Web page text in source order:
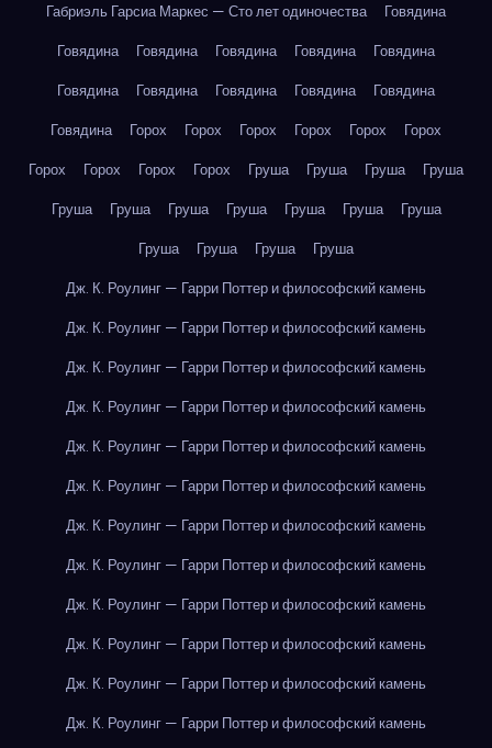
Габриэль Гарсиа Маркес — Сто лет одиночества
Говядина
Говядина
Говядина Говядина Говядина
Говядина
Говядина
Говядина Говядина Говядина
Говядина
Говядина
Горох Горох Горох Горох Горох
Горох
Горох
Горох Горох Горох Груша Груша Груша
Груша
Груша
Груша Груша Груша Груша Груша
Груша
Груша
Груша Груша
Груша
Дж. К. Роулинг — Гарри Поттер и философский камень
Дж. К. Роулинг — Гарри Поттер и философский камень
Дж. К. Роулинг — Гарри Поттер и философский камень
Дж. К. Роулинг — Гарри Поттер и философский камень
Дж. К. Роулинг — Гарри Поттер и философский камень
Дж. К. Роулинг — Гарри Поттер и философский камень
Дж. К. Роулинг — Гарри Поттер и философский камень
Дж. К. Роулинг — Гарри Поттер и философский камень
Дж. К. Роулинг — Гарри Поттер и философский камень
Дж. К. Роулинг — Гарри Поттер и философский камень
Дж. К. Роулинг — Гарри Поттер и философский камень
Дж. К. Роулинг — Гарри Поттер и философский камень